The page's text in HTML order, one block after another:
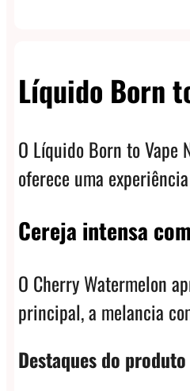
Líquido Born
O Líquido Born to
oferece uma
Cereja intensa
O Cherry Watermelon
principal, a melancia
Destaques do produto